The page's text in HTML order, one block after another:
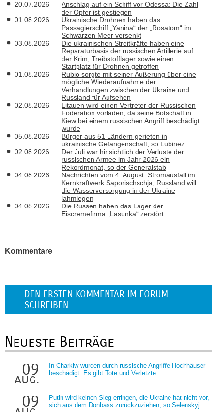
20.07.2026
Anschlag auf ein Schiff vor Odessa: Die Zahl
der Opfer ist gestiegen
01.08.2026
Ukrainische Drohnen haben das
Passagierschiff „Yanina“ der „Rosatom“ im
Schwarzen Meer versenkt
03.08.2026
Die ukrainischen Streitkräfte haben eine
Reparaturbasis der russischen Artillerie auf
der Krim, Treibstofflager sowie einen
Startplatz für Drohnen getroffen
01.08.2026
Rubio sorgte mit seiner Äußerung über eine
mögliche Wiederaufnahme der
Verhandlungen zwischen der Ukraine und
Russland für Aufsehen
02.08.2026
Litauen wird einen Vertreter der Russischen
Föderation vorladen, da seine Botschaft in
Kiew bei einem russischen Angriff beschädigt
wurde
05.08.2026
Bürger aus 51 Ländern gerieten in
ukrainische Gefangenschaft, so Lubinez
02.08.2026
Der Juli war hinsichtlich der Verluste der
russischen Armee im Jahr 2026 ein
Rekordmonat, so der Generalstab
04.08.2026
Nachrichten vom 4. August: Stromausfall im
Kernkraftwerk Saporischschja, Russland will
die Wasserversorgung in der Ukraine
lahmlegen
04.08.2026
Die Russen haben das Lager der
Eiscremefirma „Lasunka“ zerstört
Kommentare
DEN ERSTEN KOMMENTAR IM FORUM
SCHREIBEN
Neueste Beiträge
09
aug.
In Charkiw wurden durch russische Angriffe Hochhäuser
beschädigt: Es gibt Tote und Verletzte
09
Putin wird keinen Sieg erringen, die Ukraine hat nicht vor,
sich aus dem Donbass zurückzuziehen, so Selenskyj